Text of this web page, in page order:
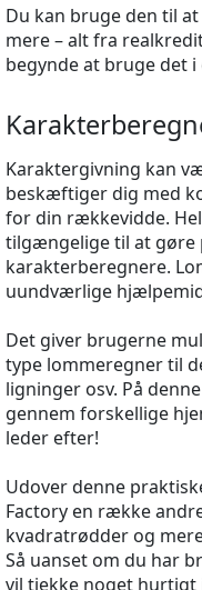
Du kan bruge den til
mere – alt fra
begynde at bruge det i
Karaktergivning kan
beskæftiger dig med
for din rækkevidde.
tilgængelige til at gøre
karakterberegnere.
uundværlige
Det giver brugerne
type lommeregner til
ligninger osv. På
gennem forskellige
leder efter!
Udover denne
Factory en række
kvadratrødder og
Så uanset om du har
vil tjekke noget hurtigt